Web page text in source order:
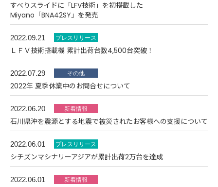
すべりスライドに「LFV技術」を初搭載した
Miyano「BNA42SY」を発売
2022.09.21
ＬＦＶ技術搭載機 累計出荷台数4,500台突破！
2022.07.29
2022年 夏季休業中のお問合せについて
2022.06.20
石川県沖を震源とする地震で被災されたお客様への支援について
2022.06.01
シチズンマシナリーアジアが累計出荷2万台を達成
2022.06.01